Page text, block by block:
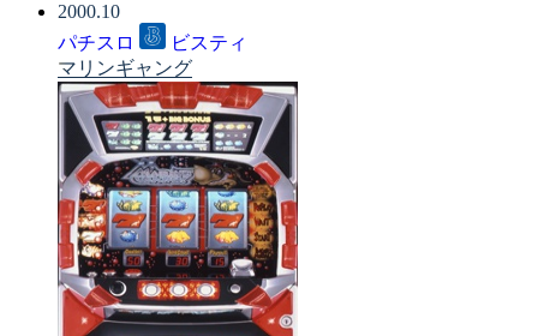
2000.10
パチスロ
ビスティ
マリンギャング